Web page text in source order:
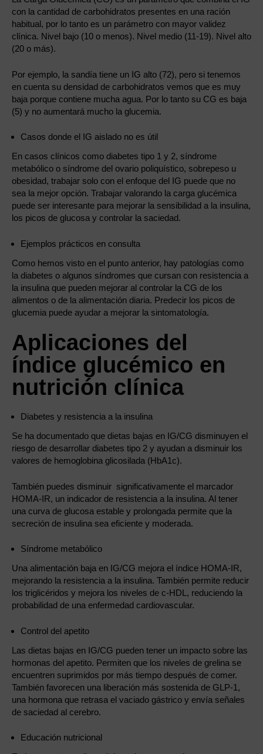
con la cantidad de carbohidratos presentes en una ración
habitual, por lo tanto es un parámetro con mayor validez
clínica. Nivel bajo (10 o menos). Nivel medio (11-19). Nivel alto
(20 o más).
Por ejemplo, la sandía tiene un IG alto (72), pero si tenemos
en cuenta su densidad de carbohidratos vemos que es muy
baja porque contiene mucha agua. Por lo tanto su CG es baja
(5) y no aumentará mucho la glucemia.
Casos donde el IG aislado no es útil
En casos clínicos como diabetes tipo 1 y 2, síndrome
metabólico o síndrome del ovario poliquístico, sobrepeso u
obesidad, trabajar solo con el enfoque del IG puede que no
sea la mejor opción. Trabajar valorando la carga glucémica
puede ser interesante para mejorar la sensibilidad a la insulina,
los picos de glucosa y controlar la saciedad.
Ejemplos prácticos en consulta
Como hemos visto en el punto anterior, hay patologías como
la diabetes o algunos síndromes que cursan con resistencia a
la insulina que pueden mejorar al controlar la CG de los
alimentos o de la alimentación diaria. Predecir los picos de
glucemia puede ayudar a mejorar la sintomatología.
Aplicaciones del
índice glucémico en
nutrición clínica
Diabetes y resistencia a la insulina
Se ha documentado que dietas bajas en IG/CG disminuyen el
riesgo de desarrollar diabetes tipo 2 y ayudan a disminuir los
valores de hemoglobina glicosilada (HbA1c).
También puedes disminuir significativamente el marcador
HOMA-IR, un indicador de resistencia a la insulina. Al tener
una curva de glucosa estable y prolongada permite que la
secreción de insulina sea eficiente y moderada.
Síndrome metabólico
Una alimentación baja en IG/CG mejora el índice HOMA-IR,
mejorando la resistencia a la insulina. También permite reducir
los triglicéridos y mejora los niveles de c-HDL, reduciendo la
probabilidad de una enfermedad cardiovascular.
Control del apetito
Las dietas bajas en IG/CG pueden tener un impacto sobre las
hormonas del apetito. Permiten que los niveles de grelina se
encuentren suprimidos por más tiempo después de comer.
También favorecen una liberación más sostenida de GLP-1,
una hormona que retrasa el vaciado gástrico y envía señales
de saciedad al cerebro.
Educación nutricional